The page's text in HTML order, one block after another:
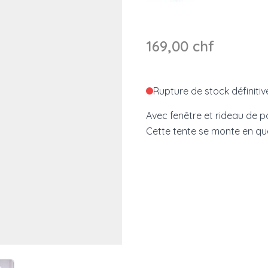
169,00 chf
Rupture de stock
Avec fenêtre et rideau de
Cette tente se monte en